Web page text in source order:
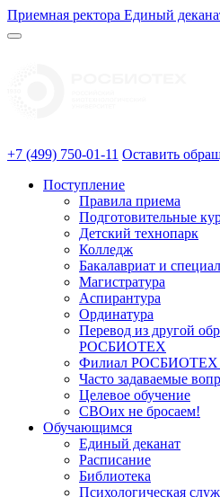
Приемная ректора Единый
+7 (499) 750-01-11 Оставить
Поступление
Правила приема
Подготовительные
Детский технопарк
Колледж
Бакалавриат и
Магистратура
Аспирантура
Ординатура
Перевод из другой
РОСБИОТЕХ
Филиал
Часто задаваемые
Целевое обучение
СВОих не бросаем!
Обучающимся
Единый деканат
Расписание
Библиотека
Психологическая